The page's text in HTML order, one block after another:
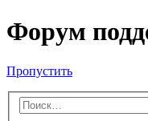
Форум
Пропустить